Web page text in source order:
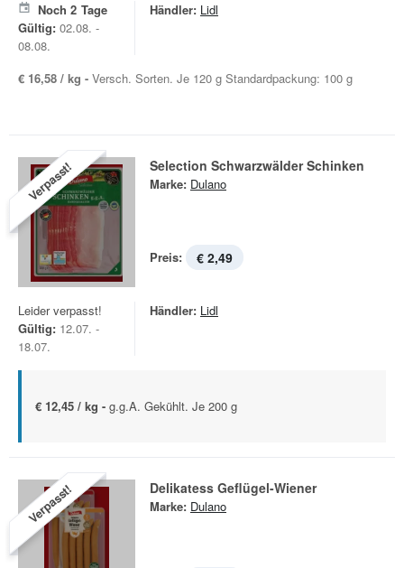
Noch 2 Tage
Gültig: 02.08. -
08.08.
Händler: Lidl
€ 16,58 / kg - Versch. Sorten. Je 120 g Standardpackung: 100 g
Verpasst! Selection Schwarzwälder Schinken
Marke: Dulano
Preis: € 2,49
Leider verpasst!
Gültig: 12.07. -
18.07.
Händler: Lidl
€ 12,45 / kg - g.g.A. Gekühlt. Je 200 g
Verpasst! Delikatess Geflügel-Wiener
Marke: Dulano